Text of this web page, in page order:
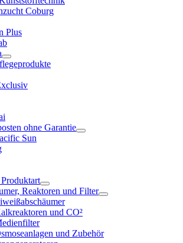
Coburg
Plus
ohne Garantie
Sun
Reaktoren und Filter
und CO²
und Zubehör